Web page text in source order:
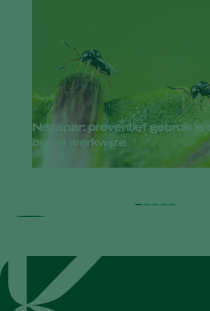
Nezapar: preventief gebruik is
beste werkwijze